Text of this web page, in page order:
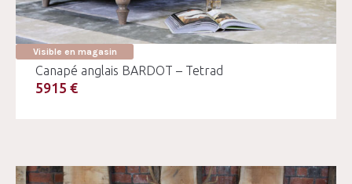
Visible en magasin
Canapé anglais BARDOT – Tetrad
5915 €